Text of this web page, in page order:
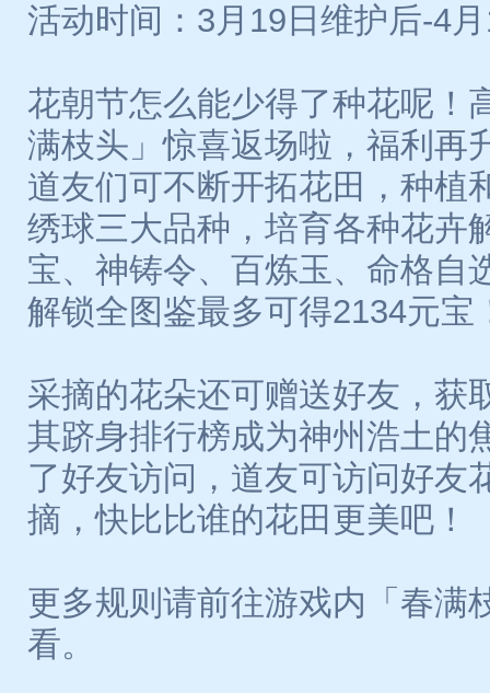
活动时间：3月19日维护后-4
花朝节怎么能少得了种花呢！
满枝头」惊喜返场啦，福利再
道友们可不断开拓花田，种植
绣球三大品种，培育各种花卉
宝、神铸令、百炼玉、命格自
解锁全图鉴最多可得2134元宝
采摘的花朵还可赠送好友，获
其跻身排行榜成为神州浩土的
了好友访问，道友可访问好友
摘，快比比谁的花田更美吧！
更多规则请前往游戏内「春满
看。